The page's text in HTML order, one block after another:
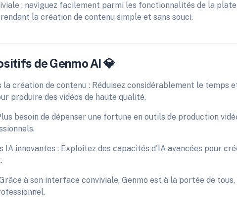
: naviguez facilement parmi les fonctionnalités de la
la création de contenu simple et sans souci.
de Genmo AI 💎
la création de contenu : Réduisez considérablement le temps
produire des vidéos de haute qualité.
besoin de dépenser une fortune en outils de production
IA innovantes : Exploitez des capacités d'IA avancées pour
à son interface conviviale, Genmo est à la portée de tous,